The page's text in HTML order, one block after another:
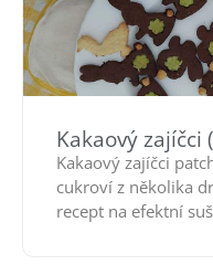
Kakaový zajíčci
Kakaový zajíčci
cukroví z několika
recept na efektní